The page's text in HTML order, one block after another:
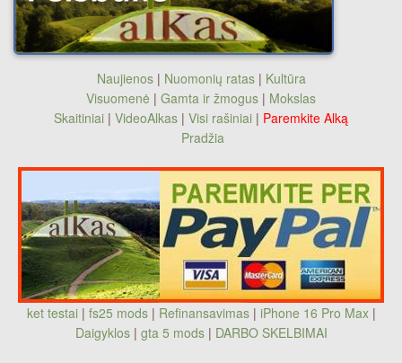
Naujienos| Nuomonių ratas| Kultūra
Visuomenė | Gamta ir žmogus | Mokslas
Skaitiniai | VideoAlkas | Visi rašiniai | Paremkite Alką
Pradžia
ket testai | fs25 mods| Refinansavimas| iPhone 16 Pro Max|
Daigyklos| gta 5 mods | DARBO SKELBIMAI